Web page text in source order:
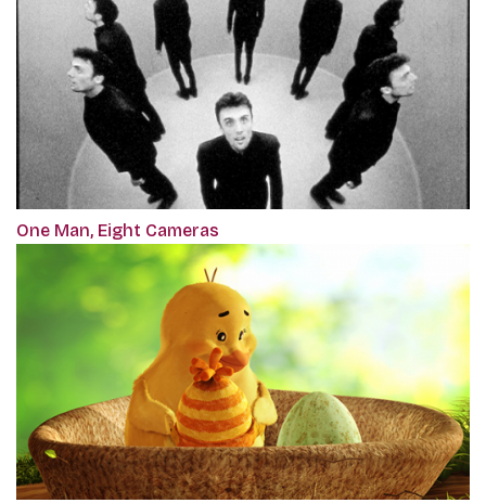
One Man, Eight Cameras